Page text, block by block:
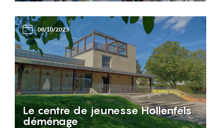
06/10/2023
Le centre de jeunesse Hollenfels
déménage